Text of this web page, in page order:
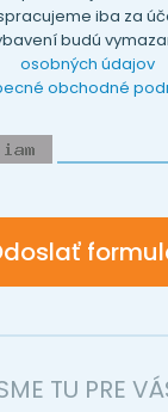
iba za
budú
osobných údajov
obchodné
TU PRE